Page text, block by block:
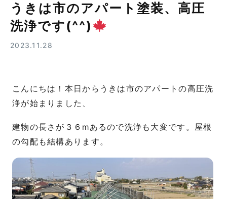
うきは市のアパート塗装、高圧
洗浄です(^^)
2023.11.28
こんにちは！本日からうきは市のアパートの高圧洗
浄が始まりました、
建物の長さが３６mあるので洗浄も大変です。屋根
の勾配も結構あります。